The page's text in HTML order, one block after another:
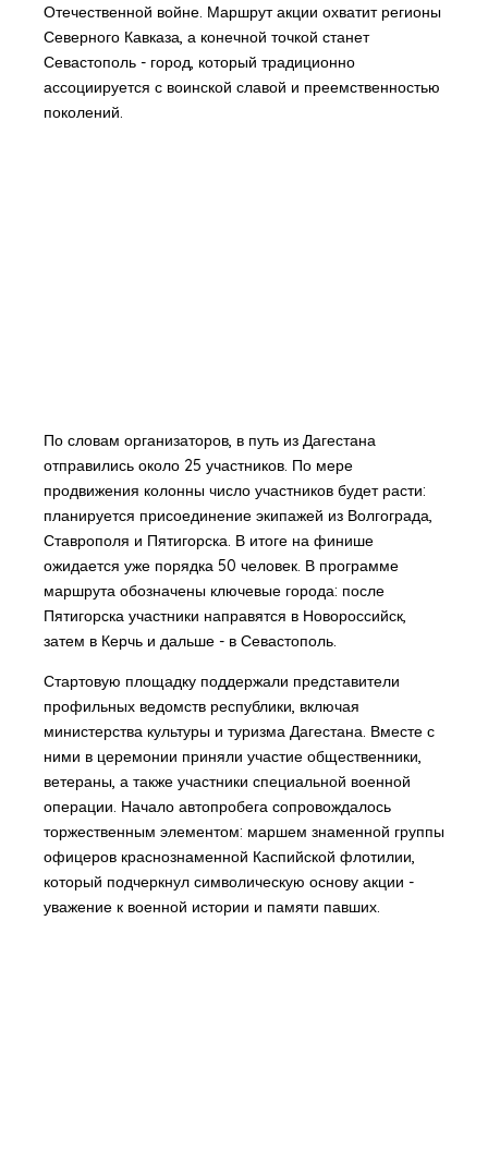
Отечественной войне. Маршрут акции охватит регионы
Северного Кавказа, а конечной точкой станет
Севастополь - город, который традиционно
ассоциируется с воинской славой и преемственностью
поколений.
По словам организаторов, в путь из Дагестана
отправились около 25 участников. По мере
продвижения колонны число участников будет расти:
планируется присоединение экипажей из Волгограда,
Ставрополя и Пятигорска. В итоге на финише
ожидается уже порядка 50 человек. В программе
маршрута обозначены ключевые города: после
Пятигорска участники направятся в Новороссийск,
затем в Керчь и дальше - в Севастополь.
Стартовую площадку поддержали представители
профильных ведомств республики, включая
министерства культуры и туризма Дагестана. Вместе с
ними в церемонии приняли участие общественники,
ветераны, а также участники специальной военной
операции. Начало автопробега сопровождалось
торжественным элементом: маршем знаменной группы
офицеров краснознаменной Каспийской флотилии,
который подчеркнул символическую основу акции -
уважение к военной истории и памяти павших.